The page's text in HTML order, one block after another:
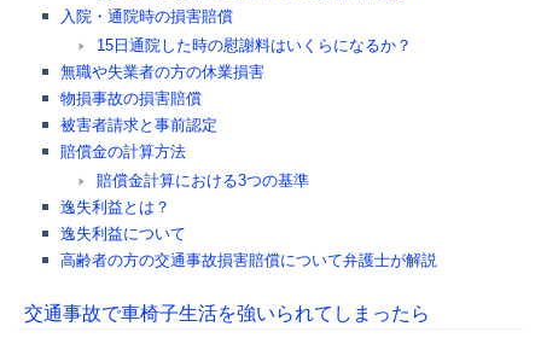
入院・通院時の損害賠償
15日通院した時の慰謝料はいくらになるか？
無職や失業者の方の休業損害
物損事故の損害賠償
被害者請求と事前認定
賠償金の計算方法
賠償金計算における3つの基準
逸失利益とは？
逸失利益について
高齢者の方の交通事故損害賠償について弁護士が解説
交通事故で車椅子生活を強いられてしまったら